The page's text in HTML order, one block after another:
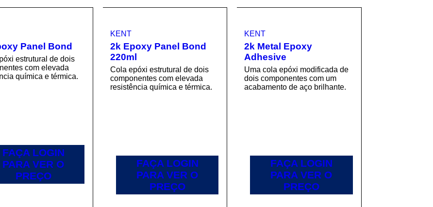
Panel Bond
estrutural de dois
com elevada
química e térmica.
FAÇA LOGIN
PARA VER O
PREÇO
KENT
2k Epoxy Panel Bond
220ml
Cola epóxi estrutural de dois
componentes com elevada
resistência química e térmica.
FAÇA LOGIN
PARA VER O
PREÇO
KENT
2k Metal Epoxy
Adhesive
Uma cola epóxi modificada de
dois componentes com um
acabamento de aço brilhante.
FAÇA LOGIN
PARA VER O
PREÇO